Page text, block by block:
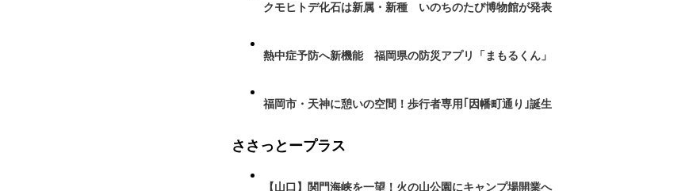
クモヒトデ化石は新属・新種 いのちのたび博物館が発表
熱中症予防へ新機能 福岡県の防災アプリ「まもるくん」
福岡市・天神に憩いの空間！歩行者専用｢因幡町通り｣誕生
ささっとープラス
【山口】関門海峡を一望！火の山公園にキャンプ場開業へ